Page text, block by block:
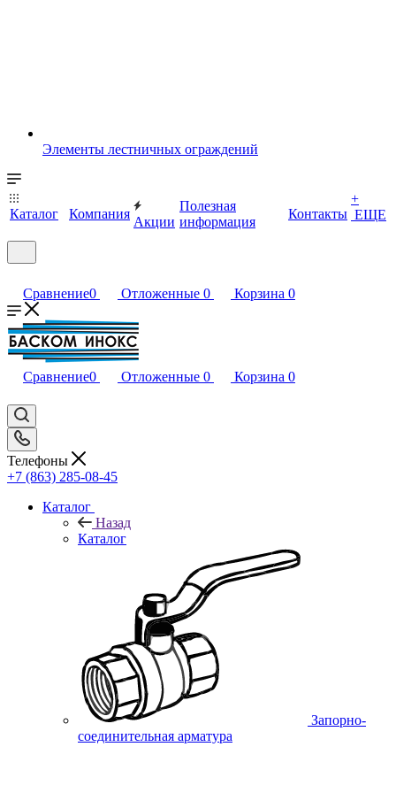
Элементы лестничных ограждений
Каталог Компания
Акции
Полезная
информация
Контакты
+
ЕЩЕ
Сравнение0 Отложенные 0 Корзина 0
Сравнение0 Отложенные 0 Корзина 0
Телефоны
+7 (863) 285-08-45
Каталог
Назад
Каталог
Запорно-
соединительная арматура